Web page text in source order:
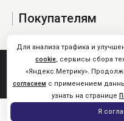
Покупателям
Для анализа трафика и
cookie, сервисы сбора
«Яндекс.Метрику».
согласием с применением
узнать на странице
Я